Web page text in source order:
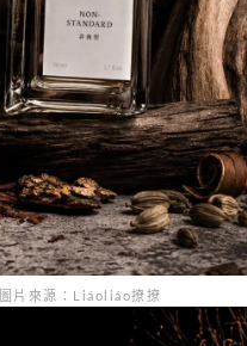
圖片來源：Liáoliáo撩撩